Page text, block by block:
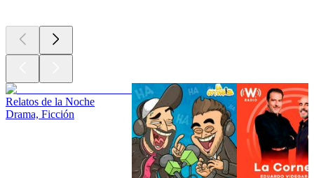
Relatos de la Noche
Drama, Ficción